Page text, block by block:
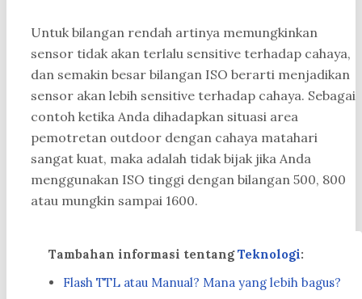
Untuk bilangan rendah artinya memungkinkan
sensor tidak akan terlalu sensitive terhadap cahaya,
dan semakin besar bilangan ISO berarti menjadikan
sensor akan lebih sensitive terhadap cahaya. Sebagai
contoh ketika Anda dihadapkan situasi area
pemotretan outdoor dengan cahaya matahari
sangat kuat, maka adalah tidak bijak jika Anda
menggunakan ISO tinggi dengan bilangan 500, 800
atau mungkin sampai 1600.
Tambahan informasi tentangTeknologi:
Flash TTL atau Manual? Mana yang lebih bagus?